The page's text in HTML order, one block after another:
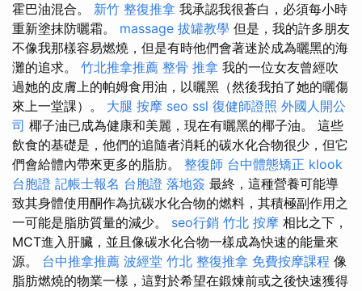
霍巴油混合。 新竹 整復推拿 我承認我很蒼白，必須每小時
重新塗抹防曬霜。 massage 拔罐教學 但是，我的許多朋友
不像我那樣容易燃燒，但是有時他們會著迷於成為曬黑的海
灘的追求。 竹北推拿推薦 整骨 推拿 我的一位女友曾經吹
過她的皮膚上的帕姆食用油，以曬黑（然後我拍了她的曬傷
來上一堂課）。 大腿 按摩 seo ssl 復健師證照 外國人開公
司 椰子油已成為健康和美麗，現在有曬黑的椰子油。 這些
飲食的基礎是，他們的追隨者消耗的碳水化合物很少，但它
們會給體內帶來更多的脂肪。 整復師 台中體態矯正 klook
台胞證 記帳士報名 台胞證 落地簽 最終，這種營養可能導
致其身體使用酮作為抗碳水化合物的燃料，其積極副作用之
一可能是脂肪質量的減少。 seo行銷 竹北 按摩 相比之下，
MCT進入肝臟，並且像碳水化合物一樣成為快速的能量來
源。 台中推拿推薦 波經堂 竹北 整復推拿 免費按摩課程 像
脂肪燃燒的物業一樣，這對於希望在鍛煉前或之後快速獲得